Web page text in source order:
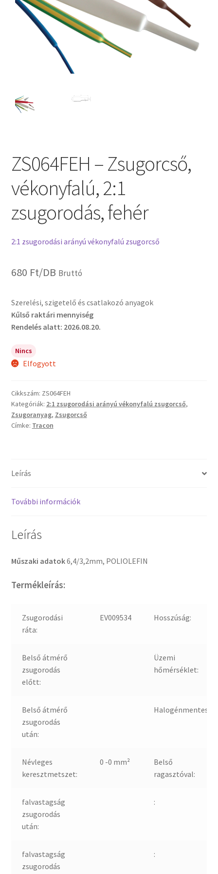
ZS064FEH – Zsugorcső,
vékonyfalú, 2:1
zsugorodás, fehér
2:1 zsugorodási arányú vékonyfalú zsugorcső
680 Ft/DB Bruttó
Szerelési, szigetelő és csatlakozó anyagok
Kűlső raktári mennyiség
Rendelés alatt: 2026.08.20.
Nincs
Elfogyott
Cikkszám: ZS064FEH
Kategóriák: 2:1 zsugorodási arányú vékonyfalú zsugorcső,
Zsugoranyag, Zsugorcső
Címke: Tracon
Leírás
További információk
Leírás
Műszaki adatok6,4/3,2mm, POLIOLEFIN
Termékleírás:
Zsugorodási
ráta:
EV009534 Hosszúság:
Belső átmérő
zsugorodás
előtt:
Üzemi
hőmérséklet:
Belső átmérő
zsugorodás
után:
Halogénmentes:
Névleges
keresztmetszet:
0 -0 mm²
Belső
ragasztóval:
falvastagság
zsugorodás
után:
:
falvastagság
zsugorodás
: